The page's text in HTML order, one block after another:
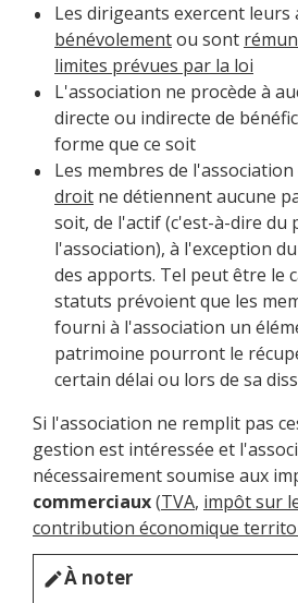
Les dirigeants exercent leurs
bénévolementou sont
limites prévues par la loi
L'association ne procède à
directe ou indirecte de
forme que ce soit
Les membres de
droit ne détiennent aucune
soit, de l'actif (c'est-à-dire du
l'association), à l'exception
des apports. Tel peut être le
statuts prévoient que les
fourni à l'association un
patrimoine pourront le
certain délai ou lors de sa
Si l'association ne remplit pas
gestion est intéressée et
nécessairement soumise aux
commerciaux(TVA, impôt sur
contribution économique
editÀ noter